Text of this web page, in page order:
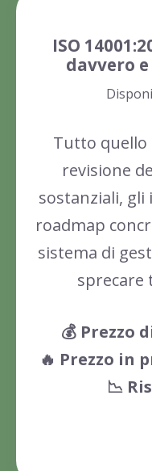
ISO
davvero
Tutto quello
revisione
sostanziali,
roadmap
sistema di
sprecare
💰 Prezzo
🔥 Prezzo in
📉